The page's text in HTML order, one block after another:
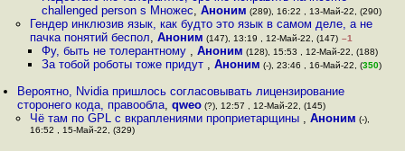
challenged person s Множес, Аноним (289), 16:22 , 13-Май-22, (290)
Гендер инклюзив язык, как будто это язык в самом деле, а не
пачка понятий беспол, Аноним (147), 13:19 , 12-Май-22, (147) –1
Фу, быть не толерантному , Аноним (128), 15:53 , 12-Май-22, (188)
За тобой роботы тоже придут , Аноним (-), 23:46 , 16-Май-22, (350)
Вероятно, Nvidia пришлось согласовывать лицензирование
сторонего кода, правообла,qweo (?), 12:57 , 12-Май-22, (145)
Чё там по GPL с вкраплениями проприетарщины , Аноним (-),
16:52 , 15-Май-22, (329)